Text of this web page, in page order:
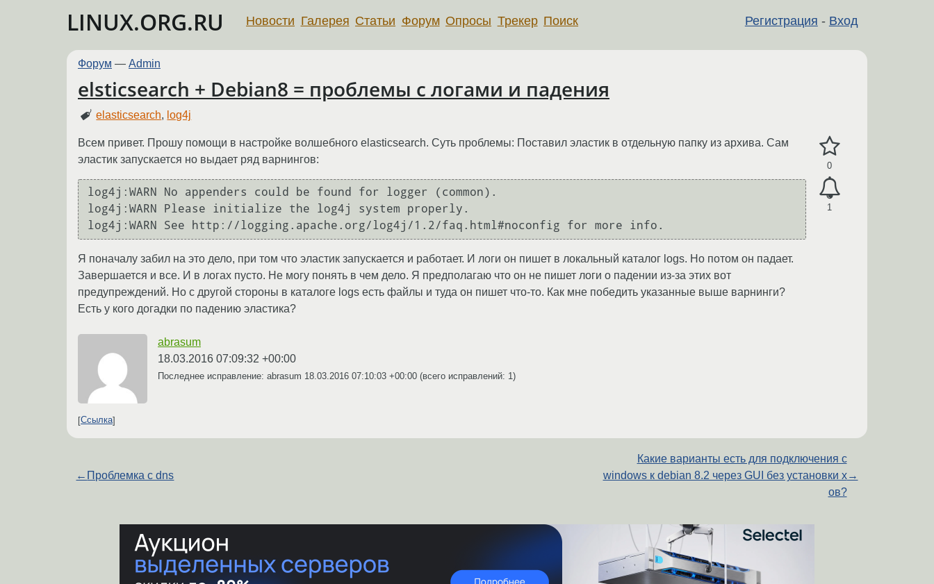
LINUX.ORG.RU Регистрация - Вход
Новости Галерея Статьи Форум Опросы Трекер Поиск
Форум — Admin
elsticsearch + Debian8 = проблемы с логами и падения
elasticsearch, log4j
0
1
Всем привет. Прошу помощи в настройке волшебного elasticsearch. Суть проблемы: Поставил эластик в отдельную папку из архива. Сам
эластик запускается но выдает ряд варнингов:
log4j:WARN No appenders could be found for logger (common).
log4j:WARN Please initialize the log4j system properly.
Я поначалу забил на это дело, при том что эластик запускается и работает. И логи он пишет в локальный каталог logs. Но потом он падает.
Завершается и все. И в логах пусто. Не могу понять в чем дело. Я предполагаю что он не пишет логи о падении из-за этих вот
предупреждений. Но с другой стороны в каталоге logs есть файлы и туда он пишет что-то. Как мне победить указанные выше варнинги?
Есть у кого догадки по падению эластика?
abrasum
18.03.2016 07:09:32 +00:00
Последнее исправление: abrasum 18.03.2016 07:10:03 +00:00 (всего исправлений: 1)
Ссылка
← Проблемка с dns
Какие варианты есть для подключения c
windows к debian 8.2 через GUI без установки x
ов?
→